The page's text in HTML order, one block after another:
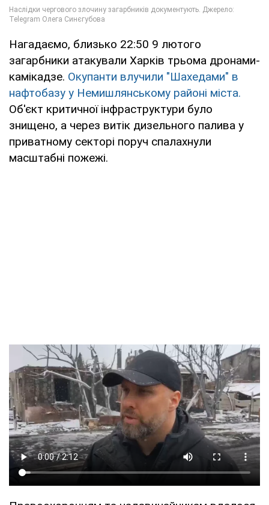
Нагадаємо, близько 22:50 9 лютого
загарбники атакували Харків трьома дронами-
камікадзе. Окупанти влучили "Шахедами" в
нафтобазу у Немишлянському районі міста.
Об'єкт критичної інфраструктури було
знищено, а через витік дизельного палива у
приватному секторі поруч спалахнули
масштабні пожежі.